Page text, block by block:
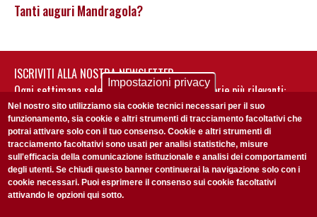
Tanti auguri Mandragola?
ISCRIVITI ALLA NOSTRA NEWSLETTER
Ogni settimana selezioniamo per te nostre storie più rilevanti:
non perderti gli aggiornamenti della nostra newsletter
Accetto laPrivacy Policy
Impostazioni privacy
Nel nostro sito utilizziamo sia cookie tecnici necessari per il suo
funzionamento, sia cookie e altri strumenti di tracciamento facoltativi che
potrai attivare solo con il tuo consenso. Cookie e altri strumenti di
tracciamento facoltativi sono usati per analisi statistiche, misure
sull'efficacia della comunicazione istituzionale e analisi dei comportamenti
degli utenti. Se chiudi questo banner continuerai la navigazione solo con i
cookie necessari. Puoi esprimere il consenso sui cookie facoltativi
attivando le opzioni qui sotto.